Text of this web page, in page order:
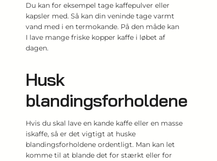
Du kan for eksempel tage kaffepulver eller
kapsler med. Så kan din veninde tage varmt
vand med i en termokande. På den måde kan
I lave mange friske kopper kaffe i løbet af
dagen.
Husk
blandingsforholdene
Hvis du skal lave en kande kaffe eller en masse
iskaffe, så er det vigtigt at huske
blandingsforholdene ordentligt. Man kan let
komme til at blande det for stærkt eller for